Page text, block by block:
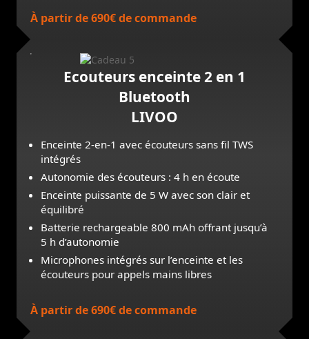
À partir de 690€ de commande
Ecouteurs enceinte 2 en 1
Bluetooth
LIVOO
Enceinte 2-en-1 avec écouteurs sans fil TWS
intégrés
Autonomie des écouteurs : 4 h en écoute
Enceinte puissante de 5 W avec son clair et
équilibré
Batterie rechargeable 800 mAh offrant jusqu’à
5 h d’autonomie
Microphones intégrés sur l’enceinte et les
écouteurs pour appels mains libres
À partir de 690€ de commande